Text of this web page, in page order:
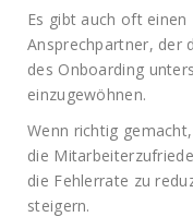
Es gibt auch oft
Ansprechpartner, der
des Onboarding
einzugewöhnen.
Wenn richtig
die
die Fehlerrate zu
steigern.